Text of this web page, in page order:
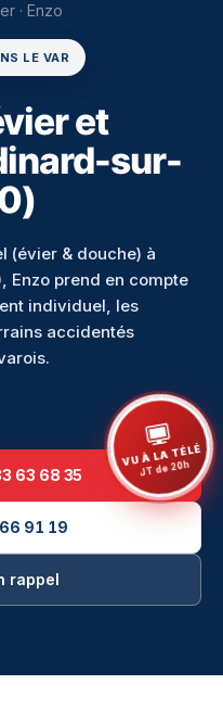
· Enzo
LE VAR
et
sur-
(évier & douche) à
Enzo prend en compte
individuel, les
accidentés
63 68 35
91 19
VU À LA TÉLÉ
JT de 20h
rappel